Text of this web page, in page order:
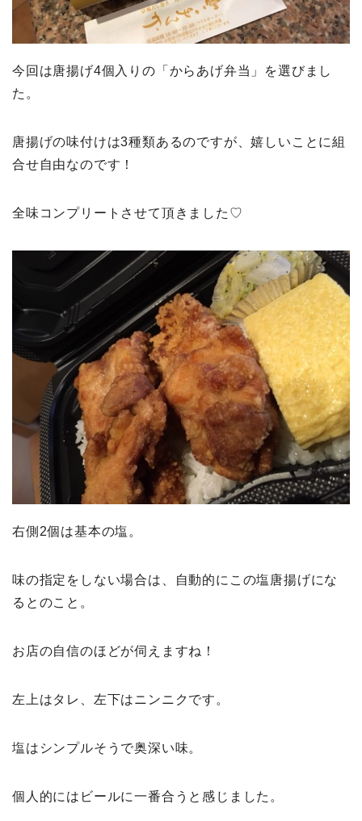
今回は唐揚げ4個入りの「からあげ弁当」を選びまし
た。
唐揚げの味付けは3種類あるのですが、嬉しいことに組
合せ自由なのです！
全味コンプリートさせて頂きました♡
右側2個は基本の塩。
味の指定をしない場合は、自動的にこの塩唐揚げにな
るとのこと。
お店の自信のほどが伺えますね！
左上はタレ、左下はニンニクです。
塩はシンプルそうで奥深い味。
個人的にはビールに一番合うと感じました。